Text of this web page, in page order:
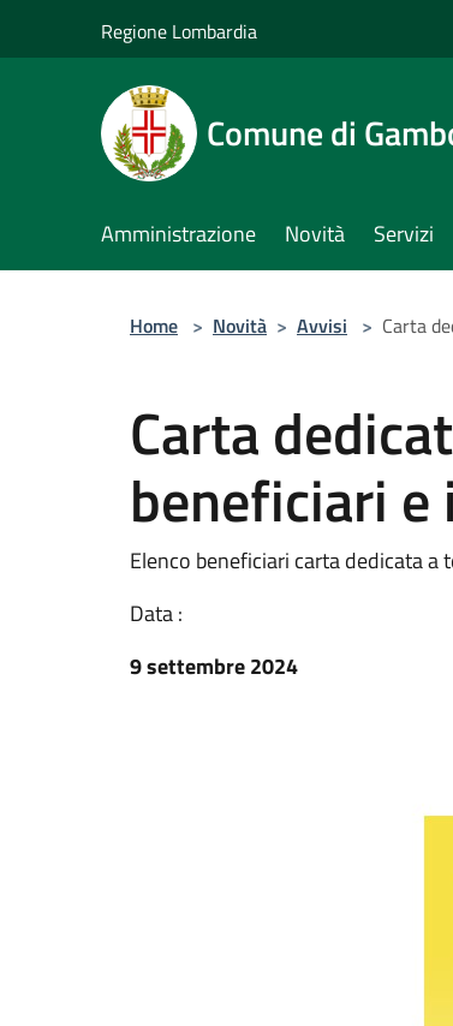
Regione Lombardia
Comune di
Amministrazione Novità Servizi
Home > Novità > Avvisi > Carta
Carta
beneficiari
Elenco beneficiari carta dedicata
Data :
9 settembre 2024